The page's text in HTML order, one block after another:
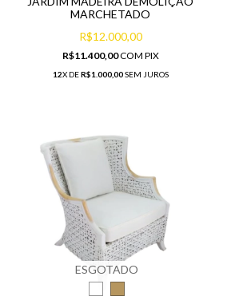
MARCHETADO
R$12.000,00
R$11.400,00COM PIX
12X DER$1.000,00SEM JUROS
ESGOTADO